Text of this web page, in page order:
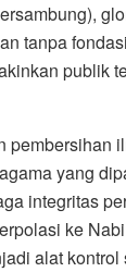
tanpa
publik
pembersihan
yang
integritas
ke
alat